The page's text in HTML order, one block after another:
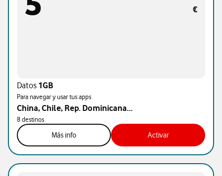
€
Datos 1GB
Para navegar y usar tus apps
China, Chile, Rep. Dominicana...
8 destinos
Más info Activar